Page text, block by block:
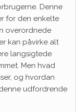
Denne
for den enkelte
overordnede
kan påvirke alt
langsigtede
Men hvad
og hvordan
udfordrende